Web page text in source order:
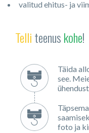
valitud ehitus- ja
Telliteenuskohe!
Täida
see.
foto ja